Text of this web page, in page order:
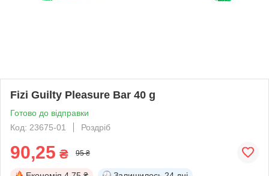
Fizi Guilty Pleasure Bar 40 g
Готово до відправки
Код: 23675-01
Роздріб
90,25 ₴ 95 ₴